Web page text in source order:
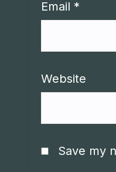
Email *
Website
Save my